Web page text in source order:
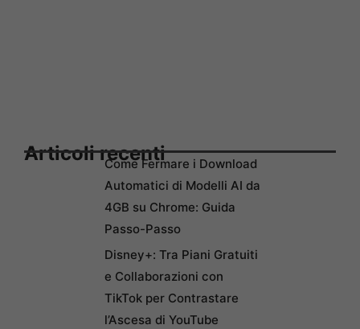
Articoli recentiCome Fermare i Download
Automatici di Modelli AI da
4GB su Chrome: Guida
Passo-Passo
Disney+: Tra Piani Gratuiti
e Collaborazioni con
TikTok per Contrastare
l’Ascesa di YouTube